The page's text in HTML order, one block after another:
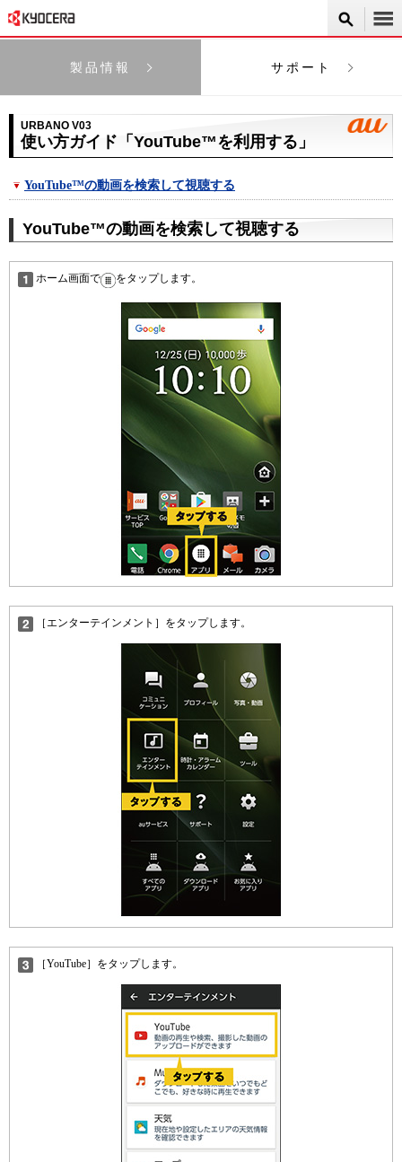
製品情報 サポート
URBANO V03
使い方ガイド「YouTube™を利用する」
YouTube™の動画を検索して視聴する
YouTube™の動画を検索して視聴する
ホーム画面で をタップします。
［エンターテインメント］をタップします。
［YouTube］をタップします。